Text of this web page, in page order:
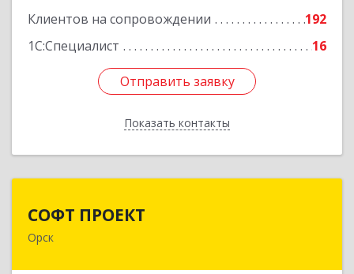
Клиентов на сопровождении
192
1С:Специалист
16
Отправить заявку
Показать контакты
Подробнее
Отправить заявку
Назад
СОФТ ПРОЕКТ
Орск